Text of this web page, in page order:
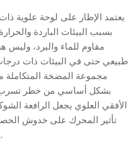
يعتمد الإطار على لوحة علوية
بسبب البيئات الباردة
مقاوم للماء والبرد،
طبيعي حتى في البيئات ذات
مجموعة المضخة المتكاملة
بشكل أساسي من خطر تسرب
الأفقي العلوي يجعل الرافعة
تأثير المحرك على خدوش
يتم تقليل معدل الفشل بشكل كبير.